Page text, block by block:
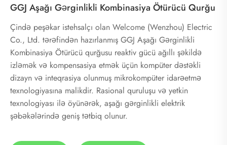
GGJ Aşağı Gərginlikli Kombinasiya Ötürücü Qurğu
Çində peşəkar istehsalçı olan Welcome (Wenzhou) Electric
Co., Ltd. tərəfindən hazırlanmış GGJ Aşağı Gərginlikli
Kombinasiya Ötürücü qurğusu reaktiv gücü ağıllı şəkildə
izləmək və kompensasiya etmək üçün kompüter dəstəkli
dizayn və inteqrasiya olunmuş mikrokompüter idarəetmə
texnologiyasına malikdir. Rasional quruluşu və yetkin
texnologiyası ilə öyünərək, aşağı gərginlikli elektrik
şəbəkələrində geniş tətbiq olunur.